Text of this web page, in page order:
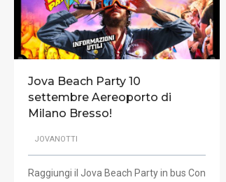
Jova Beach Party 10
settembre Aereoporto di
Milano Bresso!
JOVANOTTI
Raggiungi il Jova Beach Party in bus Con